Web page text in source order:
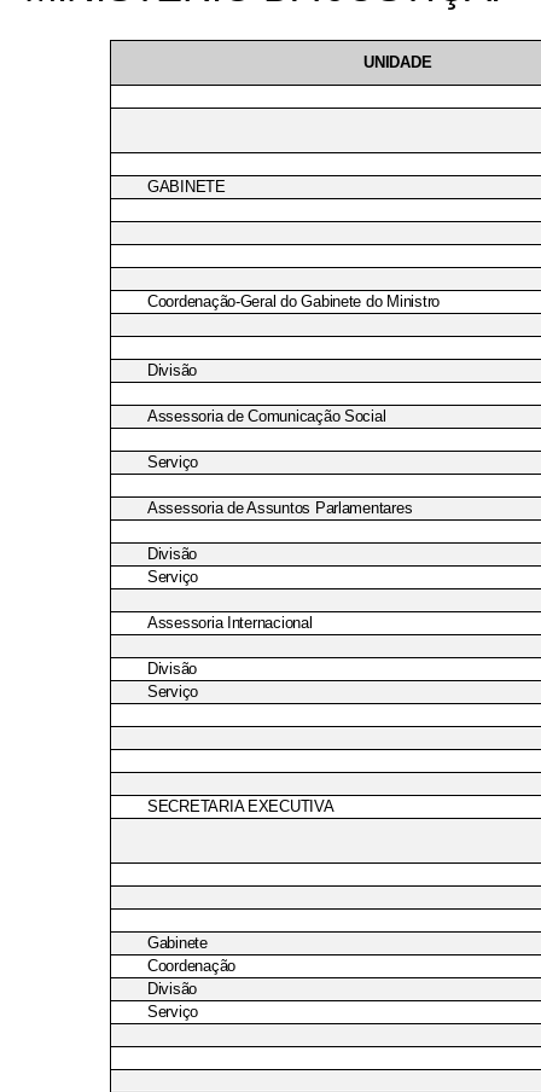
UNIDADE
GABINETE
Coordenação-Geral do Gabinete do Ministro
Divisão
Assessoria de Comunicação Social
Serviço
Assessoria de Assuntos Parlamentares
Divisão
Serviço
Assessoria Internacional
Divisão
Serviço
SECRETARIA EXECUTIVA
Gabinete
Coordenação
Divisão
Serviço